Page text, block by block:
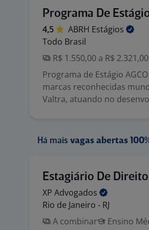
Programa De
4,5 ABRH Estágios
Todo Brasil
R$ 1.550,00 a R$ 2.321,00
Programa de Estágio
marcas reconhecidas
Valtra, atuando no
Há mais vagas abertas
Estagiário De Direito
XP Advogados
Rio de Janeiro - RJ
A combinar
Ensino